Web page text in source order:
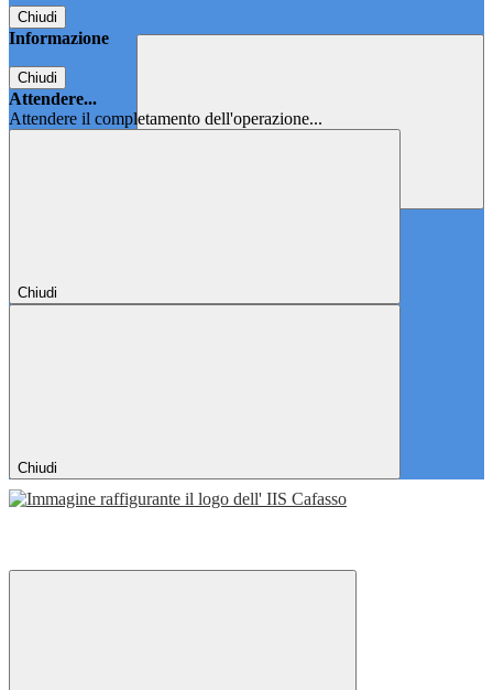
Chiudi
Informazione
Chiudi
Attendere...
Attendere il completamento dell'operazione...
Chiudi
Chiudi